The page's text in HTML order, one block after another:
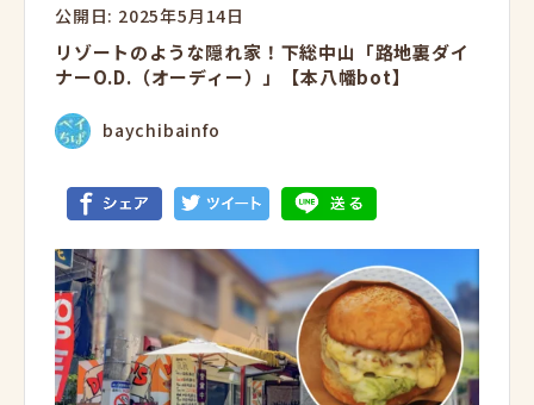
公開日: 2025年5月14日
リゾートのような隠れ家！下総中山「路地裏ダイ
ナーO.D.（オーディー）」【本八幡bot】
baychibainfo